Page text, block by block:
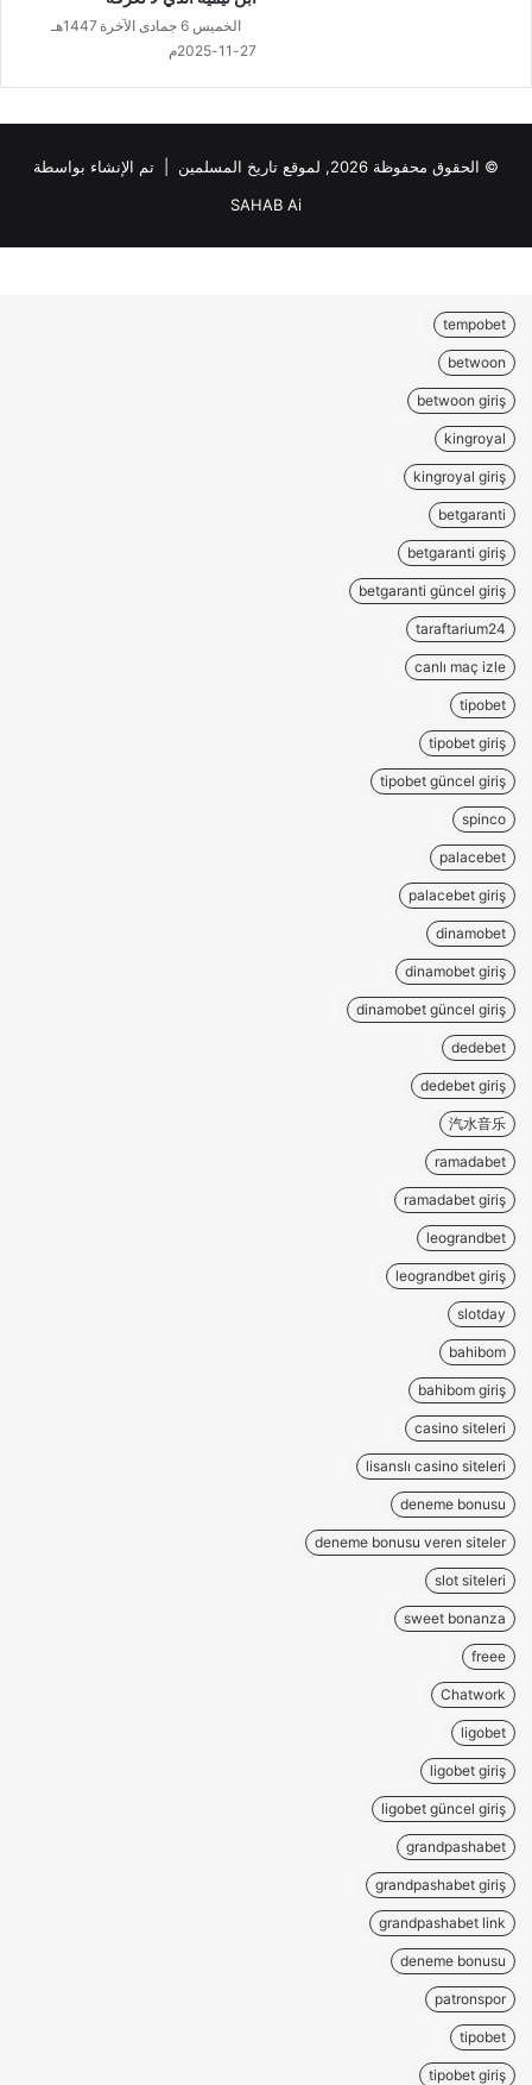
الخميس 6 جمادى الآخرة 1447هـ
27-11-2025م
© الحقوق محفوظة 2026, لموقع تاريخ المسلمين | تم الإنشاء بواسطة
SAHAB Ai
tempobet
betwoon
betwoon giriş
kingroyal
kingroyal giriş
betgaranti
betgaranti giriş
betgaranti güncel giriş
taraftarium24
canlı maç izle
tipobet
tipobet giriş
tipobet güncel giriş
spinco
palacebet
palacebet giriş
dinamobet
dinamobet giriş
dinamobet güncel giriş
dedebet
dedebet giriş
汽水音乐
ramadabet
ramadabet giriş
leograndbet
leograndbet giriş
slotday
bahibom
bahibom giriş
casino siteleri
lisanslı casino siteleri
deneme bonusu
deneme bonusu veren siteler
slot siteleri
sweet bonanza
freee
Chatwork
ligobet
ligobet giriş
ligobet güncel giriş
grandpashabet
grandpashabet giriş
grandpashabet link
deneme bonusu
patronspor
tipobet
tipobet giriş